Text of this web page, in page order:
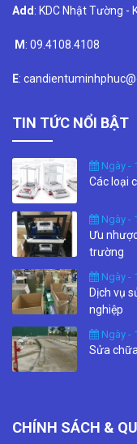
Add : KDC Nhật Tường -
M :
E:
TIN TỨC NỔI BẬT
Ngày -
Các loại
Ngày -
Ưu
trường
Ngày -
Dịch vụ
nghiệp
Ngày -
Sửa
CHÍNH SÁCH &